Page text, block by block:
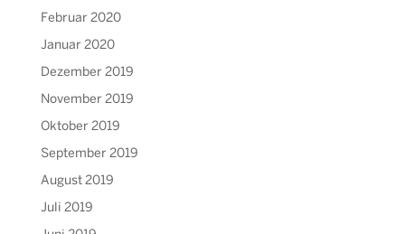
Februar 2020
Januar 2020
Dezember 2019
November 2019
Oktober 2019
September 2019
August 2019
Juli 2019